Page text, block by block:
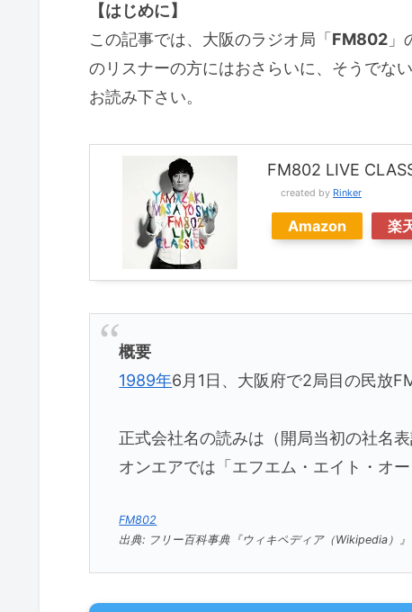
【はじめに】
この記事では、大阪のラジオ局「 FM802
のリスナーの方にはおさらいに、そうでな
お読み下さい。
FM802 LIVE
created by Rinker
Amazon 楽
概要
1989年6月1日、大阪府で2局目の民放
正式会社名の読みは（開局当初の社名
オンエアでは「エフエム・エイト・オ
FM802
出典: フリー百科事典『ウィキペディア（Wikipedia）